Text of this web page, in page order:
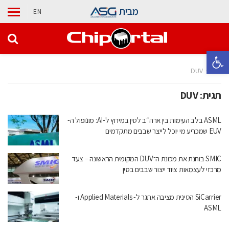
פתח סרגל נגישות
מבית EN
בית DUV
תגית:DUV
ASML בלב העימות בין ארה״ב לסין במירוץ ל-AI: מונופול ה-
EUV שמכריע מי יוכל לייצר שבבים מתקדמים
SMIC בוחנת את מכונת ה־DUV המקומית הראשונה – צעד
מרכזי לעצמאות ציוד ייצור שבבים בסין
SiCarrier הסינית מציבה אתגר ל- Applied Materials ו-
ASML